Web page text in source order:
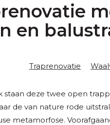
en
Traprenovatie
staan deze twee open
de van nature rode
metamorfose.